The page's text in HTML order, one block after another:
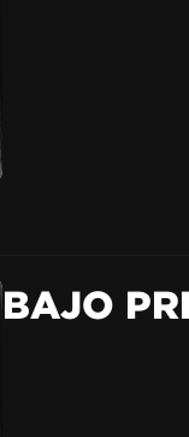
BAJO